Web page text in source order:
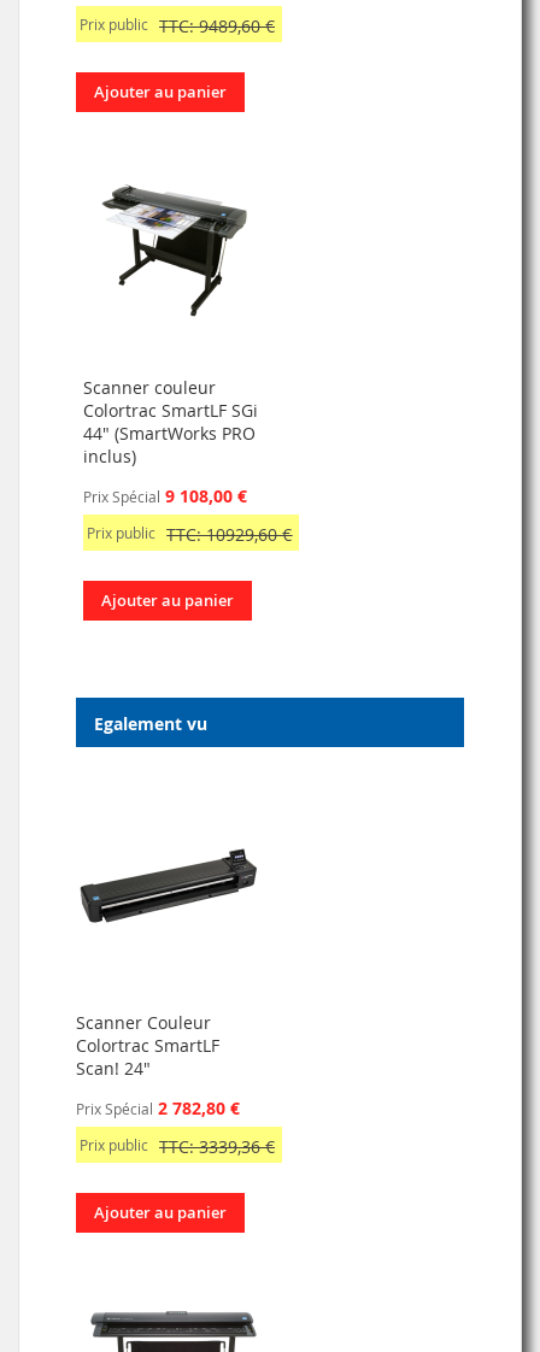
Prix public TTC: 9489,60 €
Ajouter au panier
Scanner couleur
Colortrac SmartLF SGi
44" (SmartWorks PRO
inclus)
Prix Spécial 9 108,00 €
Prix public TTC: 10929,60 €
Ajouter au panier
Egalement vu
Scanner Couleur
Colortrac SmartLF
Scan! 24"
Prix Spécial 2 782,80 €
Prix public TTC: 3339,36 €
Ajouter au panier